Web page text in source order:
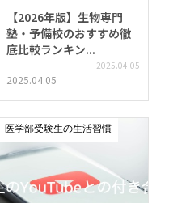
【2026年版】生物専門
塾・予備校のおすすめ徹
底比較ランキン...
2025.04.05
2025.04.05
医学部受験生の生活習慣